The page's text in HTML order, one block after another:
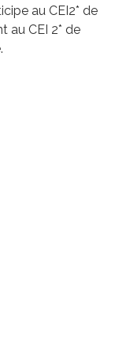
au CEI2* de
au CEI 2* de